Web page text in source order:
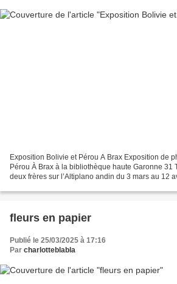
Exposition Bolivie et Pérou A Brax Exposition de photographies Bolivie et
Pérou À Brax à la bibliothèque haute Garonne 31
deux frères sur l’Altiplano andin du 3 mars au 12
fleurs en papier
Publié le 25/03/2025 à 17:16
Par charlotteblabla